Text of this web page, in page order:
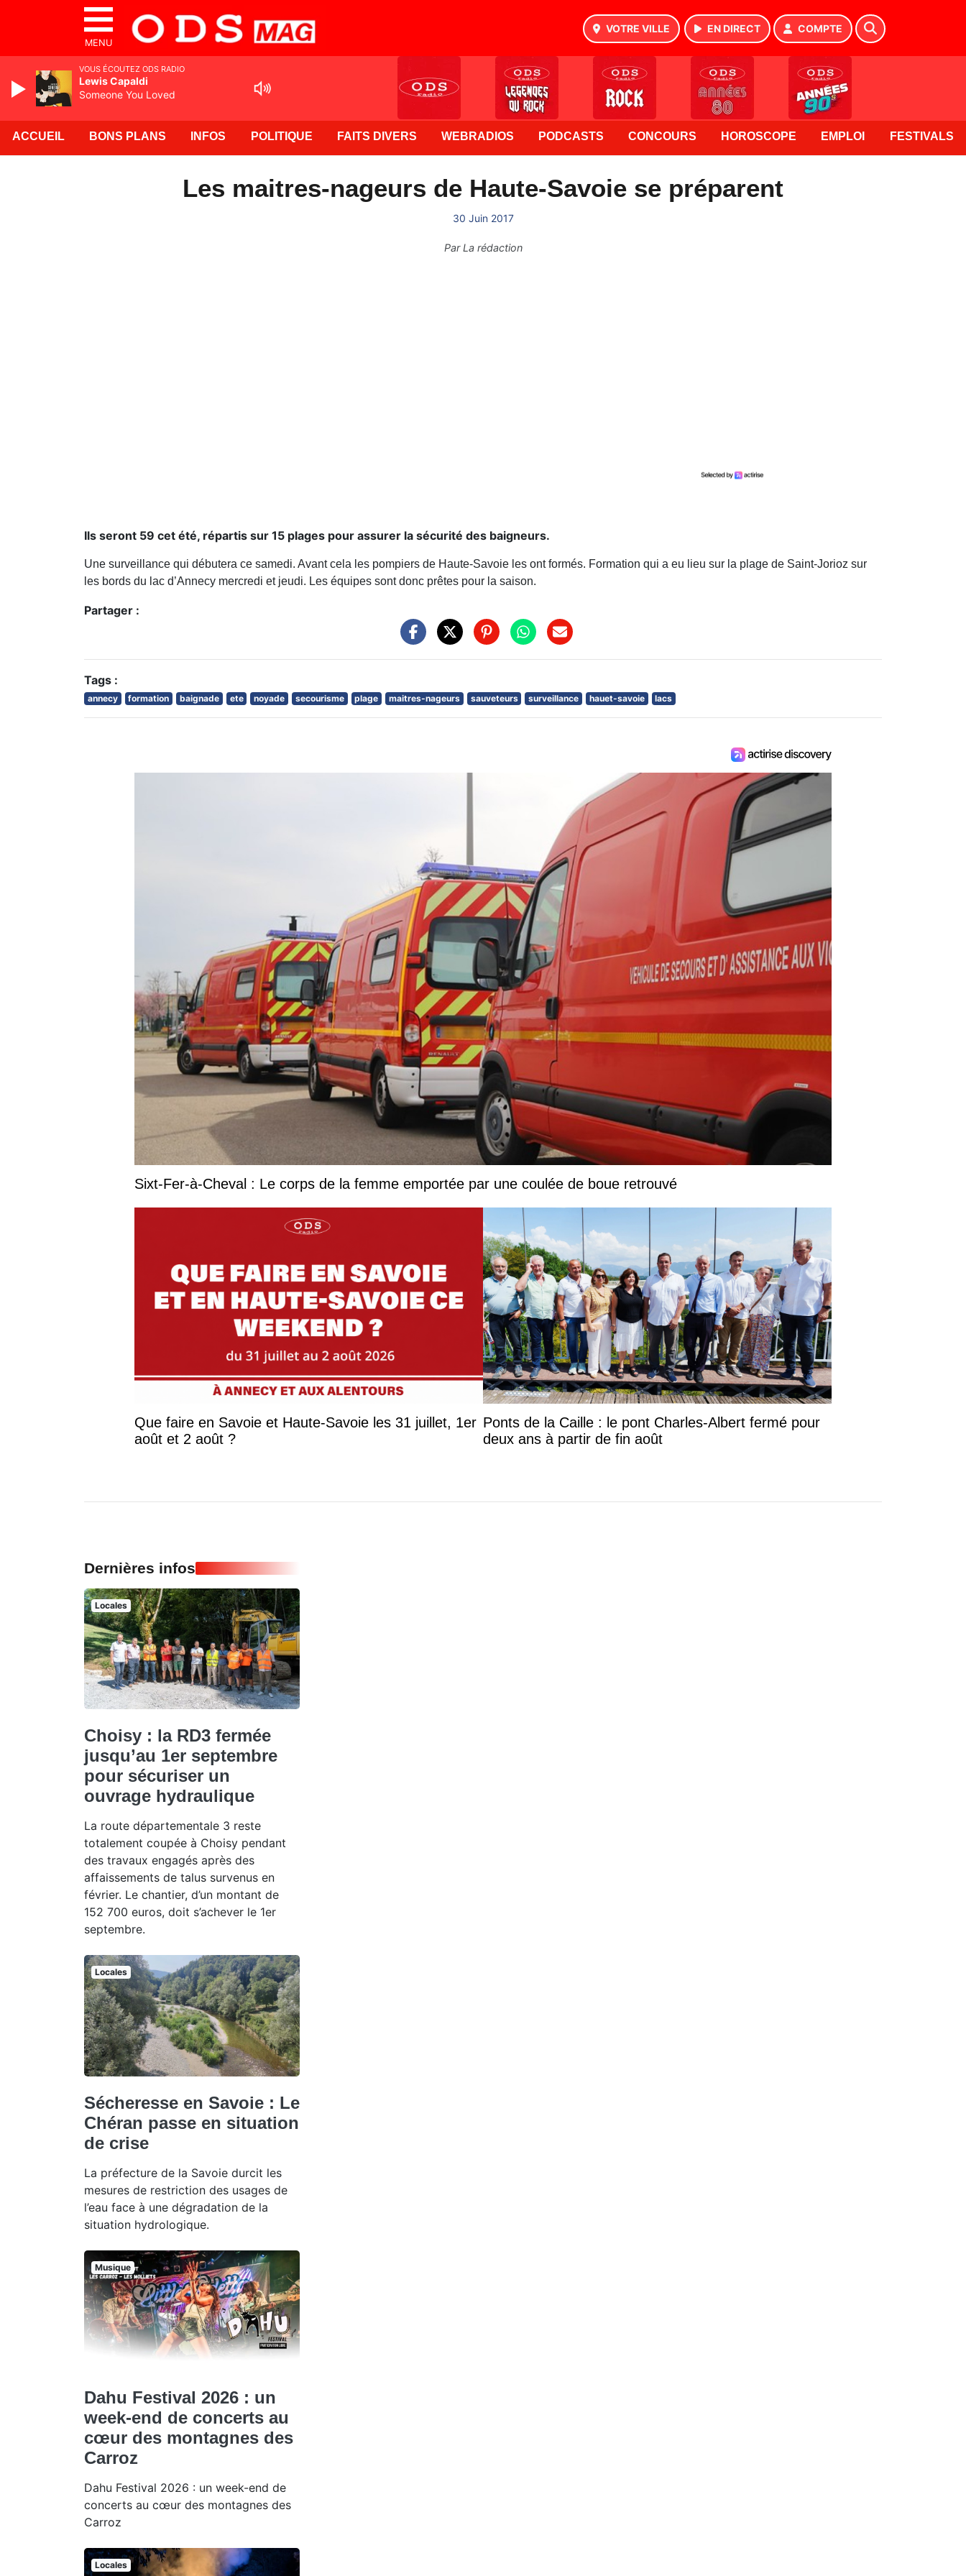
MENU
VOTRE VILLE EN DIRECT COMPTE
ACCUEIL BONS PLANS INFOS POLITIQUE FAITS DIVERS WEBRADIOS PODCASTS CONCOURS HOROSCOPE EMPLOI FESTIVALS
Les maitres-nageurs de Haute-Savoie se préparent
30 Juin 2017
ParLa rédaction
Ils seront 59 cet été, répartis sur 15 plages pour assurer la sécurité des baigneurs.
Une surveillance qui débutera ce samedi. Avant cela les pompiers de Haute-Savoie les ont formés. Formation qui a eu lieu sur la plage de Saint-Jorioz sur
les bords du lac d’Annecy mercredi et jeudi. Les équipes sont donc prêtes pour la saison.
Partager :
Tags :
annecy formation baignade ete noyade secourisme plage maitres-nageurs sauveteurs surveillance hauet-savoie lacs
Sixt-Fer-à-Cheval : Le corps de la femme emportée par une coulée de boue retrouvé
Que faire en Savoie et Haute-Savoie les 31 juillet, 1er
août et 2 août ?
Ponts de la Caille : le pont Charles-Albert fermé pour
deux ans à partir de fin août
Dernières infos
Locales
Choisy : la RD3 fermée
jusqu’au 1er septembre
pour sécuriser un
ouvrage hydraulique
La route départementale 3 reste
totalement coupée à Choisy pendant
des travaux engagés après des
affaissements de talus survenus en
février. Le chantier, d’un montant de
152 700 euros, doit s’achever le 1er
septembre.
Locales
Sécheresse en Savoie : Le
Chéran passe en situation
de crise
La préfecture de la Savoie durcit les
mesures de restriction des usages de
l’eau face à une dégradation de la
situation hydrologique.
Musique
Dahu Festival 2026 : un
week-end de concerts au
cœur des montagnes des
Carroz
Dahu Festival 2026 : un week-end de
concerts au cœur des montagnes des
Carroz
Locales
VOUS ÉCOUTEZ ODS RADIO
Lewis Capaldi
Someone You Loved